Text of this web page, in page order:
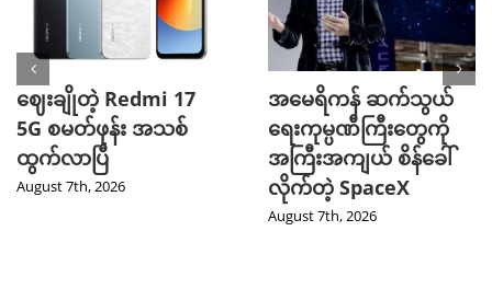
ဈေးချိုတဲ့ Redmi 17
5G စမတ်ဖုန်း အသစ်
ထွက်လာပြီ
August 7th, 2026
အမေရိကန် ဆက်သွယ်
ရေးကုမ္ပဏီကြီးတွေကို
အကြီးအကျယ် စိန်ခေါ်
လိုက်တဲ့ SpaceX
August 7th, 2026